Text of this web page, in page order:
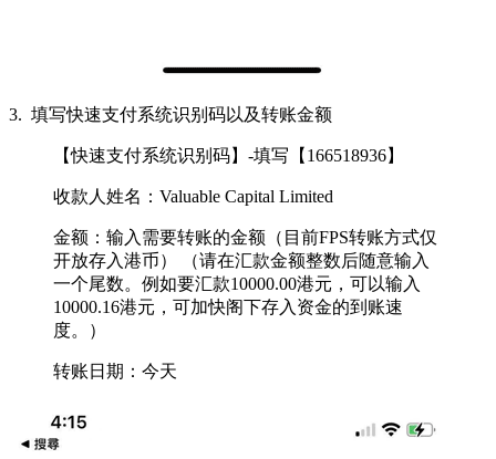
3. 填写快速支付系统识别码以及转账金额
【快速支付系统识别码】-填写【166518936】
收款人姓名：Valuable Capital Limited
金额：输入需要转账的金额（目前FPS转账方式仅
开放存入港币） （请在汇款金额整数后随意输入
一个尾数。例如要汇款10000.00港元，可以输入
10000.16港元，可加快阁下存入资金的到账速
度。）
转账日期：今天